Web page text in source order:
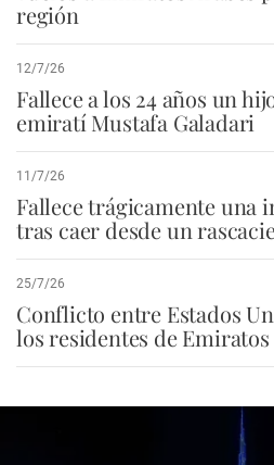
región
12/7/26
Fallece a los 24 años un
emiratí Mustafa Galadari
11/7/26
Fallece trágicamente una
tras caer desde un
25/7/26
Conflicto entre Estados
los residentes de